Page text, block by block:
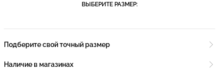
ВЫБЕРИТЕ РАЗМЕР:
Подберите свой точный размер
Наличие в магазинах